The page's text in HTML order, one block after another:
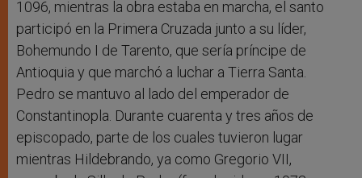
1096, mientras la obra estaba en marcha, el santo
participó en la Primera Cruzada junto a su líder,
Bohemundo I de Tarento, que sería príncipe de
Antioquia y que marchó a luchar a Tierra Santa.
Pedro se mantuvo al lado del emperador de
Constantinopla. Durante cuarenta y tres años de
episcopado, parte de los cuales tuvieron lugar
mientras Hildebrando, ya como Gregorio VII,